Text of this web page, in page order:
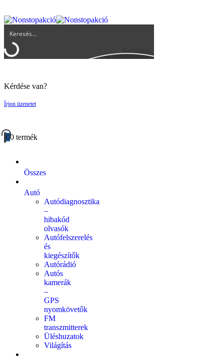
Keresés
Kérdése van?
Írjon üzenetet
00 termék
Összes
Autó
Autódiagnosztika
–
hibakód
olvasók
Autófelszerelés
és
kiegészítők
Autórádió
Autós
kamerák
–
GPS
nyomkövetők
FM
transzmitterek
Üléshuzatok
Világítás